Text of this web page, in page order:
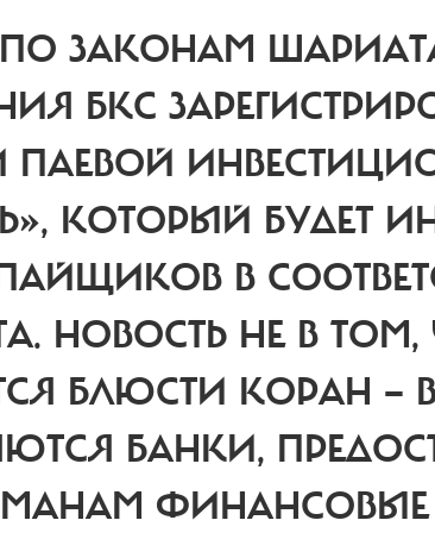
ПО ЗАКОНАМ
БКС
ПАЕВОЙ
КОТОРЫЙ БУДЕТ
В
НОВОСТЬ НЕ В
БЛЮСТИ КОРАН —
БАНКИ,
ФИНАНСОВЫЕ